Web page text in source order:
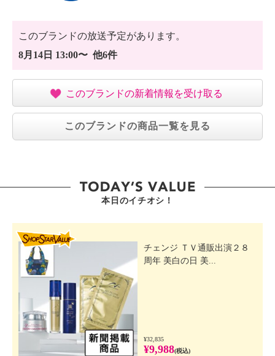
・本体の底に貼ってあるシールは、はがさない。
・スポーツ飲料を入れた場合は、使用後、すぐにお手
【同梱書類】
・取扱説明書
【保証（有無）、保証期間】
このブランドの放送予定があります。
8月14日 13:00〜 他6件
このブランドの新着情報を受け取る
このブランドの商品一覧を見る
本日のイチオシ！
チェンジ ＴＶ通販出演２８
周年 美白の日 美...
¥32,835
¥9,988(税込)